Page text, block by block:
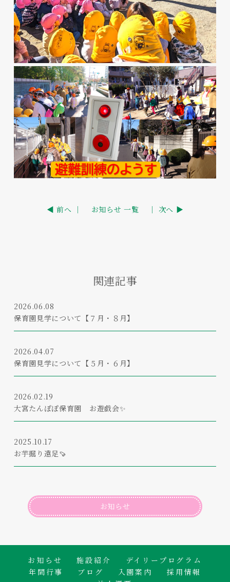
◀ 前へ ｜ お知らせ 一覧 ｜ 次へ ▶
関連記事
2026.06.08
保育園見学について【７月・８月】
2026.04.07
保育園見学について【５月・６月】
2026.02.19
大宮たんぽぽ保育園 お遊戯会✨
2025.10.17
お芋掘り遠足🍠
お知らせ
お知らせ 施設紹介
デイリープログラム
年間行事
ブログ 入園案内
採用情報